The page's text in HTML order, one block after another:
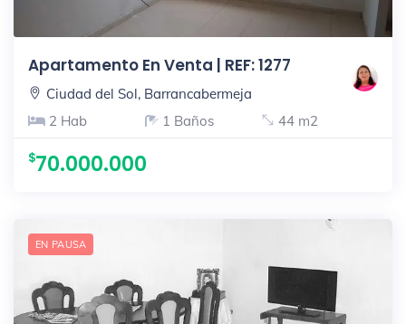
Apartamento En Venta | REF: 1277
Ciudad del Sol, Barrancabermeja
2 Hab
1 Baños 44 m2
70.000.000
EN PAUSA